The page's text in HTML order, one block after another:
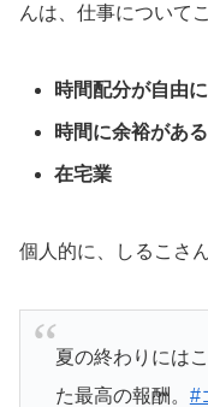
んは、仕事について
時間配分が自由
時間に余裕がある
在宅業
個人的に、しるこさ
夏の終わりには
た最高の報酬。 #